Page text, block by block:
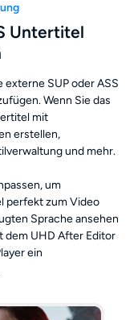
Untertitel
SUP oder ASS
Wenn Sie das
mit
erstellen,
und mehr.
um
perfekt zum Video
Sprache ansehen
dem UHD After Editor
ein